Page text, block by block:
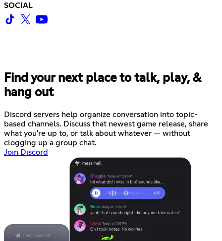
SOCIAL
Find your next place to talk, play, &
hang out
Discord servers help organize conversation into topic-
based channels. Discuss that newest game release, share
what you're up to, or talk about whatever — without
clogging up a group chat.
Join Discord